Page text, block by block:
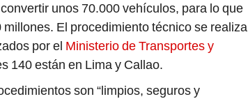
unos 70.000 vehículos, para lo que
El procedimiento técnico se realiza
por el Ministerio de Transportes y
140 están en Lima y Callao.
son “limpios, seguros y